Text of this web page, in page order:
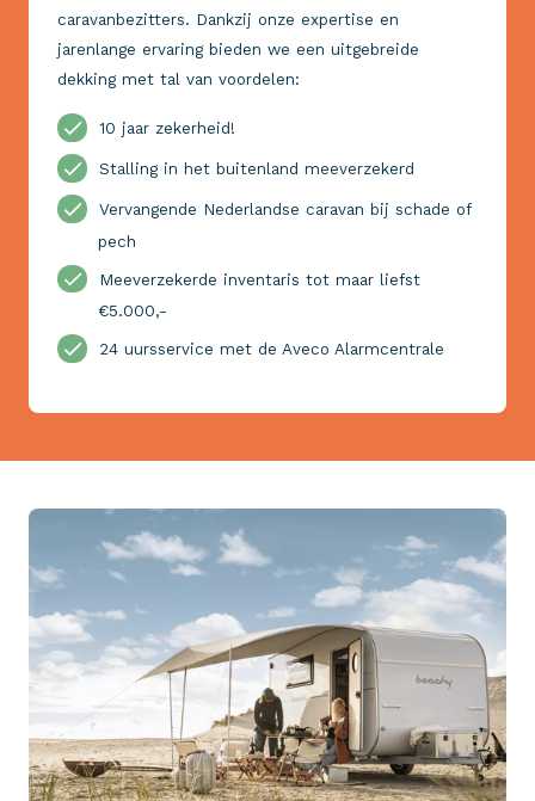
caravanbezitters. Dankzij onze expertise en
jarenlange ervaring bieden we een uitgebreide
dekking met tal van voordelen:
10 jaar zekerheid!
Stalling in het buitenland meeverzekerd
Vervangende Nederlandse caravan bij schade of
pech
Meeverzekerde inventaris tot maar liefst
€5.000,-
24 uursservice met de Aveco Alarmcentrale